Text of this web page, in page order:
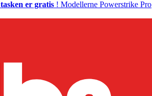
tasken er gratis ! Modellerne Powerstrike Pro